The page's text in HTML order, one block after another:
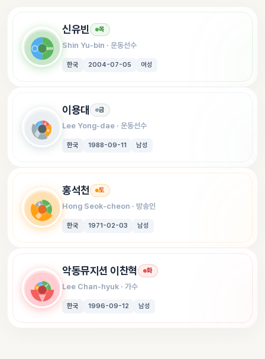
신유빈 목
Shin Yu-bin · 운동선수
한국 2004-07-05 여성
이용대 금
Lee Yong-dae · 운동선수
한국 1988-09-11 남성
홍석천 토
Hong Seok-cheon · 방송인
한국 1971-02-03 남성
악동뮤지션 이찬혁 화
Lee Chan-hyuk · 가수
한국 1996-09-12 남성